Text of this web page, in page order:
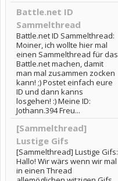
Battle.net ID
Sammelthread
Battle.net ID Sammelthread:
Moiner, ich wollte hier mal
einen Sammelthread für das
Battle.net machen, damit
man mal zusammen zocken
kann! ;) Postet einfach eure
ID und dann kanns
losgehen! :) Meine ID:
Jothann.394 Freu...
[Sammelthread]
Lustige Gifs
[Sammelthread] Lustige Gifs:
Hallo! Wir wärs wenn wir mal
in einen Thread